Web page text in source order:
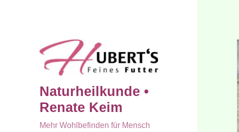
Naturheilkunde •
Renate Keim
Mehr Wohlbefinden für Mensch